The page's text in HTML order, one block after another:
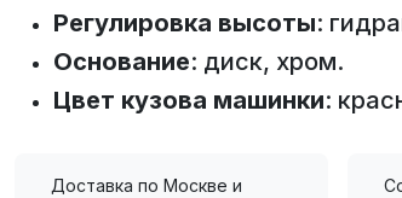
Регулировка высоты:
Основание: диск, хром.
Цвет кузова машинки:
Доставка по Москве и